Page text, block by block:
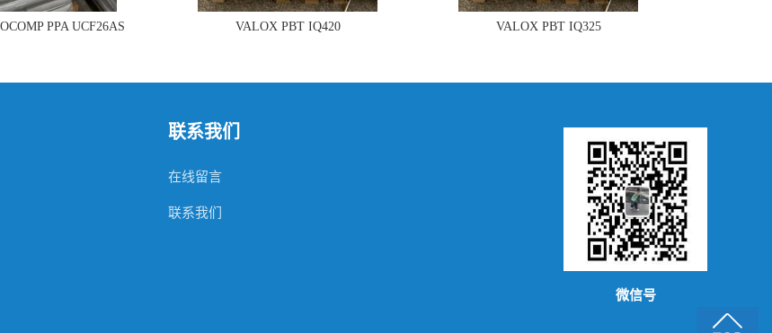
PPA UCF26AS VALOX PBT IQ420 VALOX PBT IQ325
联系我们
在线留言
联系我们
微信号